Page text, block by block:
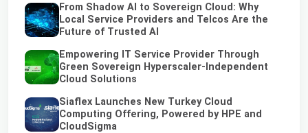
From Shadow AI to Sovereign Cloud: Why
Local Service Providers and Telcos Are the
Future of Trusted AI
Empowering IT Service Provider Through
Green Sovereign Hyperscaler-Independent
Cloud Solutions
Siaflex Launches New Turkey Cloud
Computing Offering, Powered by HPE and
CloudSigma